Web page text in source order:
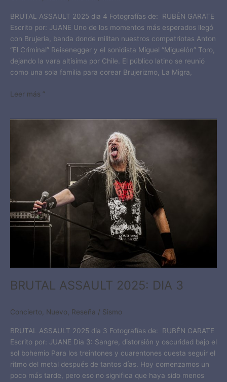
BRUTAL ASSAULT 2025 dia 4 Fotografías de: RUBÉN GARATE
Escrito por: JUANE Uno de los momentos más esperados llegó
con Brujeria, banda donde militan nuestros compatriotas Anton
“El Criminal” Reisenegger y el sonidista Miguel “Miguelón” Toro,
dejando la vara altísima por Chile. El público latino se reunió
como una sola familia para corear Brujerizmo, La Migra,
Leer más ”
BRUTAL ASSAULT 2025: DIA 3
Concierto Nuevo Reseña / Sismo
BRUTAL ASSAULT 2025 dia 3 Fotografías de: RUBÉN GARATE
Escrito por: JUANE Día 3: Sangre, distorsión y oscuridad bajo el
sol bohemio Para los treintones y cuarentones cuesta seguir el
ritmo del metal después de tantos días. Hoy comenzamos un
poco más tarde, pero eso no significa que haya sido menos